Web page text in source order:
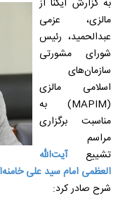
به گزارش ایکنا از
مالزی، عزمی
عبدالحمید، رئیس
شورای مشورتی
سازمان‌های
اسلامی مالزی
(MAPIM) به
مناسبت برگزاری
مراسم
تشییع آیت‌الله
العظمی امام سید علی
شرح صادر کرد: